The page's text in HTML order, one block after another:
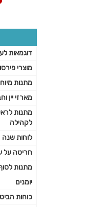
דוגמאות
מוצרי
מתנות
מארזי יין
מתנות
לקהילה
לוחות שנה
חריטה על
מתנות
יומנים
כוחות